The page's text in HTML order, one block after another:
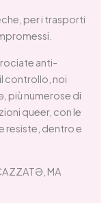
per i trasporti
anti-
controllo, noi
più numerose di
queer, con le
resiste, dentro e
MA